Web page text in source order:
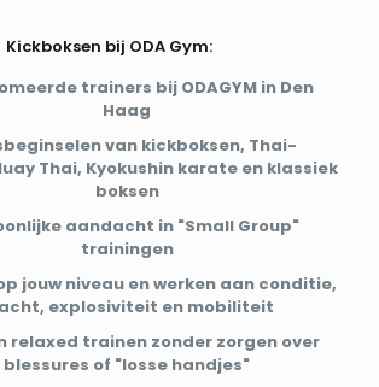
Kickboksen bij ODA Gym:
trainers bij ODAGYM in Den
Haag
van kickboksen, Thai-
Thai, Kyokushin karate en klassiek
boksen
aandacht in "Small Group"
trainingen
jouw niveau en werken aan conditie,
explosiviteit en mobiliteit
relaxed trainen zonder zorgen over
blessures of "losse handjes"